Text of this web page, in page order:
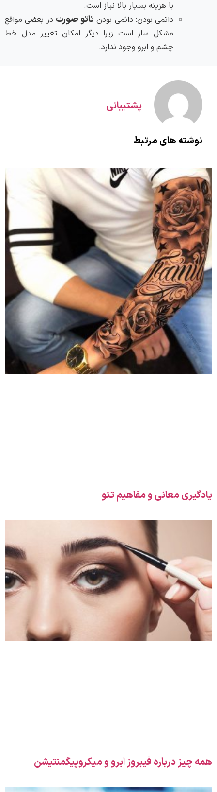
با هزینه بسیار بالا نیاز است.
دائمی بودن: دائمی بودن تاتو صورت در بعضی مواقع
مشکل ساز است زیرا دیگر امکان تغییر مدل خط
چشم و ابرو وجود ندارد.
پشتیبانی
نوشته های مرتبط
یادگیری معانی و مفاهیم تتو
همه چیز درباره فیبروز ابرو و میکروپیگمنتیشن